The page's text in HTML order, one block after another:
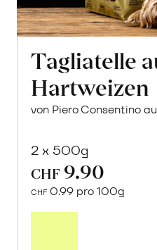
Tagliatelle
Hartweizen
von Piero Consentino
2 x 500g
CHF 9.90
CHF 0.99 pro 100g